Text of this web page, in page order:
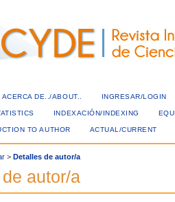
ACERCA DE../ABOUT.. INGRESAR/LOGIN
INDEXACIÓN/INDEXING
TO AUTHOR ACTUAL/CURRENT
> Detalles de autor/a
autor/a